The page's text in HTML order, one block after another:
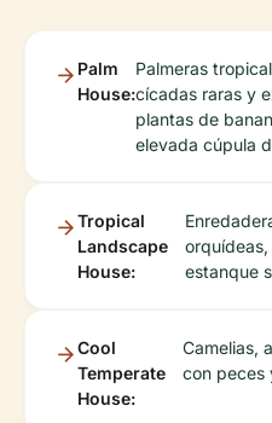
Palm
House:
Palmeras
cícadas raras y
plantas de
elevada cúpula
Tropical
Landscape
House:
estanque
Cool
Temperate
House:
Camelias,
con peces